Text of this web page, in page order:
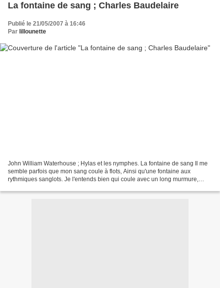
La fontaine de sang ; Charles Baudelaire
Publié le 21/05/2007 à 16:46
Par lillounette
John William Waterhouse ; Hylas et les nymphes. La fontaine de sang Il me
semble parfois que mon sang coule à flots, Ainsi qu'une fontaine aux
rythmiques sanglots. Je l'entends bien qui coule avec un long murmure,